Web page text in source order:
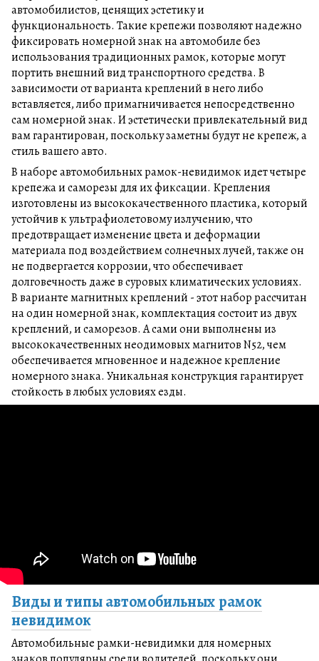
автомобилистов, ценящих эстетику и
функциональность. Такие крепежи позволяют надежно
фиксировать номерной знак на автомобиле без
использования традиционных рамок, которые могут
портить внешний вид транспортного средства. В
зависимости от варианта креплений в него либо
вставляется, либо примагничивается непосредственно
сам номерной знак. И эстетически привлекательный вид
вам гарантирован, поскольку заметны будут не крепеж, а
стиль вашего авто.
В наборе автомобильных рамок-невидимок идет четыре
крепежа и саморезы для их фиксации. Крепления
изготовлены из высококачественного пластика, который
устойчив к ультрафиолетовому излучению, что
предотвращает изменение цвета и деформации
материала под воздействием солнечных лучей, также он
не подвергается коррозии, что обеспечивает
долговечность даже в суровых климатических условиях.
В варианте магнитных креплений - этот набор рассчитан
на один номерной знак, комплектация состоит из двух
креплений, и саморезов. А сами они выполнены из
высококачественных неодимовых магнитов N52, чем
обеспечивается мгновенное и надежное крепление
номерного знака. Уникальная конструкция гарантирует
стойкость в любых условиях езды.
Виды и типы автомобильных рамок
невидимок
Автомобильные рамки-невидимки для номерных